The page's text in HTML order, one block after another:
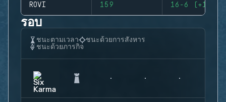
ROVI 159 16-6 (+10)
รอบ
ชนะตามเวลา
ชนะด้วยการสังหาร
ชนะด้วยภารกิจ